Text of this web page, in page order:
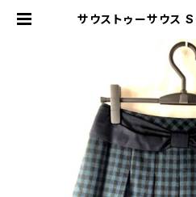
サウストゥーサウス
ーツ 黒 緑系 38サ
thical